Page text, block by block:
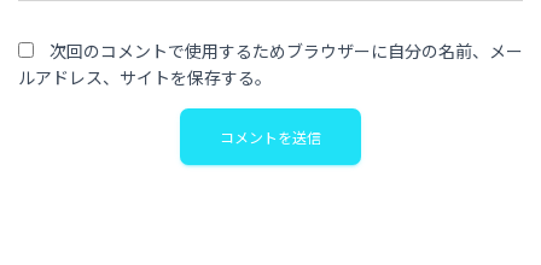
次回のコメントで使用するためブラウザーに自分の名前、メー
ルアドレス、サイトを保存する。